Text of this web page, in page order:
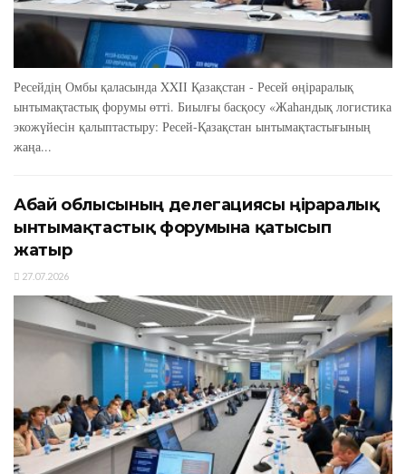
Ресейдің Омбы қаласында XXIІ Қазақстан - Ресей өңіраралық
ынтымақтастық форумы өтті. Биылғы басқосу «Жаһандық логистика
экожүйесін қалыптастыру: Ресей-Қазақстан ынтымақтастығының
жаңа...
Абай облысының делегациясы өңіраралық
ынтымақтастық форумына қатысып
жатыр
27.07.2026